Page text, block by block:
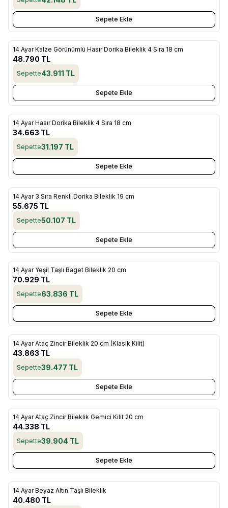
Sepete Ekle
Yeni
Favorilere Ekle
14 Ayar Kalze Görünümlü Hasır Dorika Bileklik 4 Sıra 18 cm
48.790 TL
Sepette43.911 TL
Sepete Ekle
Yeni
Favorilere Ekle
14 Ayar Hasır Dorika Bileklik 4 Sıra 18 cm
34.663 TL
Sepette31.197 TL
Sepete Ekle
Yeni
Favorilere Ekle
14 Ayar 3 Sıra Renkli Dorika Bileklik 19 cm
55.675 TL
Sepette50.107 TL
Sepete Ekle
Yeni
Favorilere Ekle
14 Ayar Yeşil Taşlı Baget Bileklik 20 cm
70.929 TL
Sepette63.836 TL
Sepete Ekle
Yeni
Favorilere Ekle
14 Ayar Ataç Zincir Bileklik 20 cm (Klasik Kilit)
43.863 TL
Sepette39.477 TL
Sepete Ekle
Yeni
Favorilere Ekle
14 Ayar Ataç Zincir Bileklik Gemici Kilit 20 cm
44.338 TL
Sepette39.904 TL
Sepete Ekle
Yeni
Favorilere Ekle
14 Ayar Beyaz Altın Taşlı Bileklik
40.480 TL